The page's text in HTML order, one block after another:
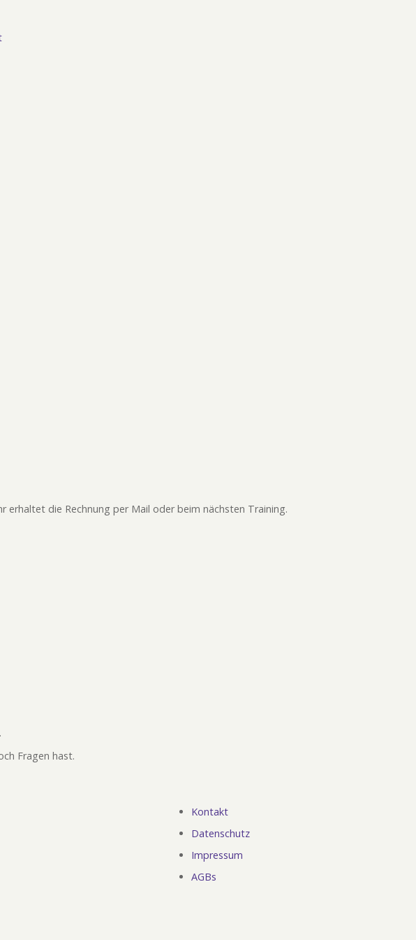
erhaltet die Rechnung per Mail oder beim nächsten Training.
.
Fragen hast.
Fußzeile
Kontakt
Datenschutz
Impressum
AGBs